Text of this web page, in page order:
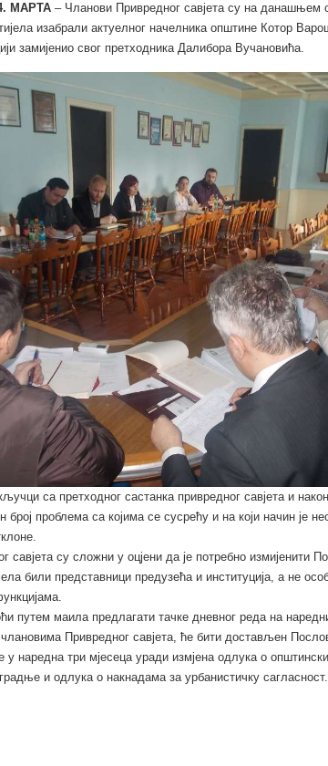
МАРТА– Чланови Привредног савјета су на данашњем
изабрали актуелног начелника општине Котор
замијенио свог претходника Далибора Вучановића.
са претходног састанка привредног савјета и
број проблема са којима се сусрећу и на који начин је
савјета су сложни у оцјени да је потребно измијенити
били представници предузећа и институција, а не
путем маила предлагати тачке дневног реда на
Привредног савјета, ће бити достављен
у наредна три мјесеца уради измјена одлука о
и одлука о накнадама за урбанистичку сагласност.